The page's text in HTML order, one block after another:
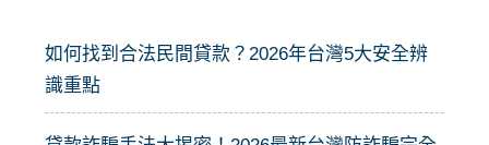
:如何找到合法民間貸款？2026年台灣5大安全辨
識重點